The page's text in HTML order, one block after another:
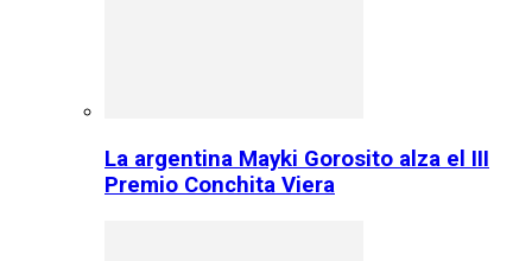
La argentina Mayki Gorosito alza el III
Premio Conchita Viera